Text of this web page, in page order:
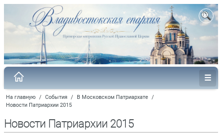
На главную / События / В Московском Патриархате /
Новости Патриархии 2015
Новости Патриархии 2015